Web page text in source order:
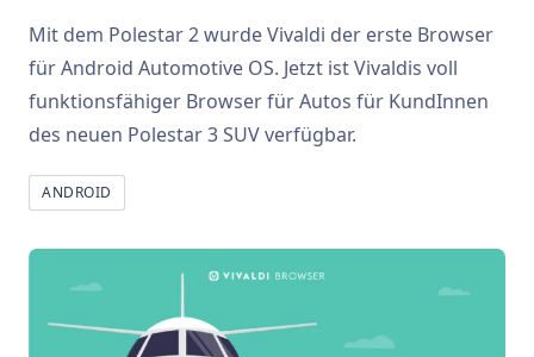
Mit dem Polestar 2 wurde Vivaldi der erste Browser
für Android Automotive OS. Jetzt ist Vivaldis voll
funktionsfähiger Browser für Autos für KundInnen
des neuen Polestar 3 SUV verfügbar.
ANDROID